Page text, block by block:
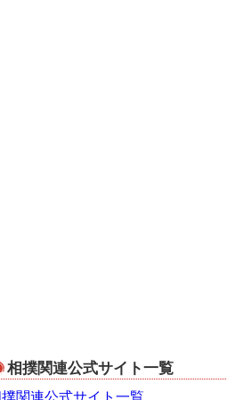
相撲関連公式サイト一覧